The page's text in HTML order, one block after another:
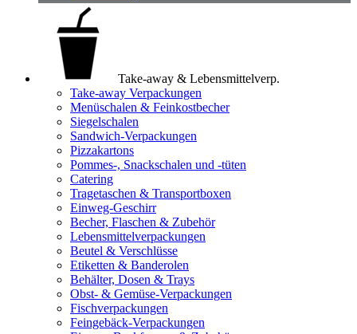
Take-away & Lebensmittelverp.
Take-away Verpackungen
Menüschalen & Feinkostbecher
Siegelschalen
Sandwich-Verpackungen
Pizzakartons
Pommes-, Snackschalen und -tüten
Catering
Tragetaschen & Transportboxen
Einweg-Geschirr
Becher, Flaschen & Zubehör
Lebensmittelverpackungen
Beutel & Verschlüsse
Etiketten & Banderolen
Behälter, Dosen & Trays
Obst- & Gemüse-Verpackungen
Fischverpackungen
Feingebäck-Verpackungen